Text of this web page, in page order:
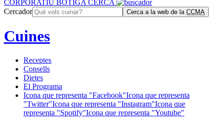
CORPORATIU BOTIGA CERCA
Cercador
Cerca a la web de la CCMA
Cuines
Receptes
Consells
Dietes
El Programa
Icona que representa "Facebook"Icona que representa
"Twitter"Icona que representa "Instagram"Icona que
representa "Spotify"Icona que representa "Youtube"